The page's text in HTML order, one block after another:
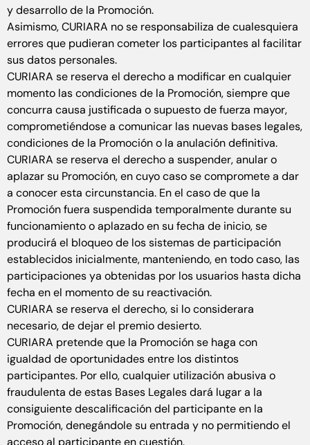
y desarrollo de la Promoción.
Asimismo, CURIARA no se responsabiliza de cualesquiera
errores que pudieran cometer los participantes al facilitar
sus datos personales.
CURIARA se reserva el derecho a modificar en cualquier
momento las condiciones de la Promoción, siempre que
concurra causa justificada o supuesto de fuerza mayor,
comprometiéndose a comunicar las nuevas bases legales,
condiciones de la Promoción o la anulación definitiva.
CURIARA se reserva el derecho a suspender, anular o
aplazar su Promoción, en cuyo caso se compromete a dar
a conocer esta circunstancia. En el caso de que la
Promoción fuera suspendida temporalmente durante su
funcionamiento o aplazado en su fecha de inicio, se
producirá el bloqueo de los sistemas de participación
establecidos inicialmente, manteniendo, en todo caso, las
participaciones ya obtenidas por los usuarios hasta dicha
fecha en el momento de su reactivación.
CURIARA se reserva el derecho, si lo considerara
necesario, de dejar el premio desierto.
CURIARA pretende que la Promoción se haga con
igualdad de oportunidades entre los distintos
participantes. Por ello, cualquier utilización abusiva o
fraudulenta de estas Bases Legales dará lugar a la
consiguiente descalificación del participante en la
Promoción, denegándole su entrada y no permitiendo el